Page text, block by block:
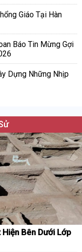
Giáo Tại Hàn
Báo Tin Mừng Gợi
Dựng Những Nhịp
Bên Dưới Lớp